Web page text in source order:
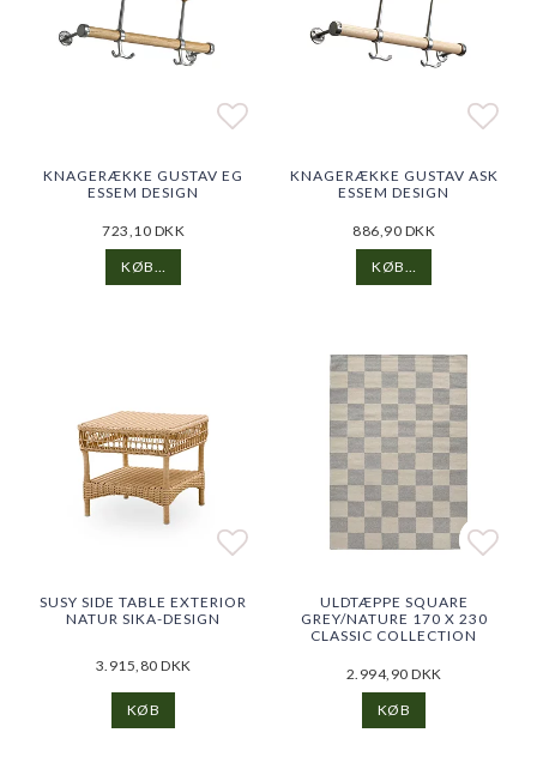
Add to list of favorites
Add to list of favorites
KNAGERÆKKE GUSTAV EG
ESSEM DESIGN
723,10 DKK
KØB…
KNAGERÆKKE GUSTAV ASK
ESSEM DESIGN
886,90 DKK
KØB…
Add to list of favorites
Add to list of favorites
SUSY SIDE TABLE EXTERIOR
NATUR SIKA-DESIGN
3.915,80 DKK
KØB
ULDTÆPPE SQUARE
GREY/NATURE 170 X 230
CLASSIC COLLECTION
2.994,90 DKK
KØB